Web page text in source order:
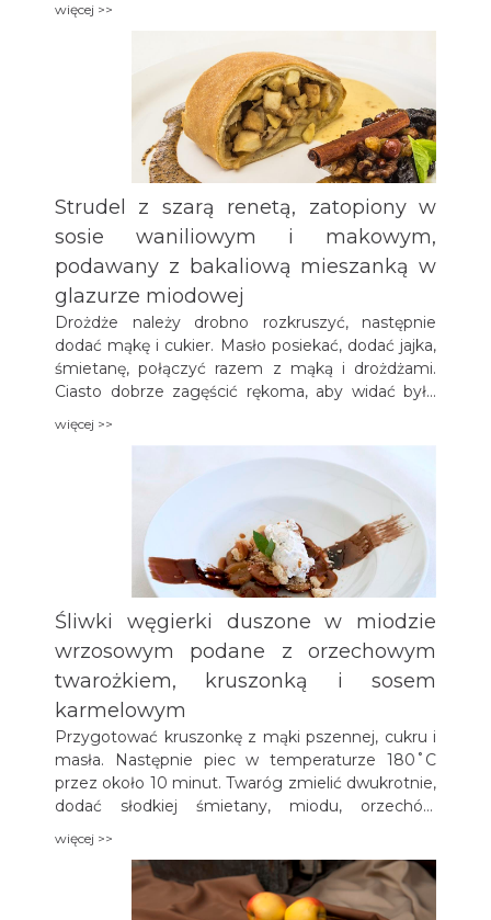
Wykrawać ciasteczka foremkami (lub kieliszkiem).
około 25 minut w piekarniku w temp. ok. 180˚C.
Po wystygnięciu posmarować masą i sklejać po
dwa. Polać polewą czekoladową z obu stron.
Można ozdobić np. naklejając połówkę orzecha.
więcej >>
Strudel z szarą renetą, zatopiony w
sosie waniliowym i makowym,
podawany z bakaliową mieszanką w
glazurze miodowej
Drożdże należy drobno rozkruszyć, następnie
dodać mąkę i cukier. Masło posiekać, dodać jajka,
śmietanę, połączyć razem z mąką i drożdżami.
Ciasto dobrze zagęścić rękoma, aby widać było
zawinąć w folię i odłożyć na 12 godz. do lodówki.
Po wyjęciu z lodówki ciasto składać w cegiełkę
lub kopertę. Czynność tę powtórzyć 4-5 razy. Aby
przyrządzić farsz, należy pokroić w kostkę jabłka,
rodzynki sparzyć, orzechy posiekać. Następnie
nożem rozprowadzić równo na cieście wszystkie
składniki i zwinąć w roladę.
więcej >>
Śliwki węgierki duszone w miodzie
wrzosowym podane z orzechowym
twarożkiem, kruszonką i sosem
karmelowym
Przygotować kruszonkę z mąki pszennej, cukru i
masła. Następnie piec w temperaturze 180˚C
przez około 10 minut. Twaróg zmielić dwukrotnie,
dodać słodkiej śmietany, miodu, orzechów
(wcześniej uprażonych).
więcej >>